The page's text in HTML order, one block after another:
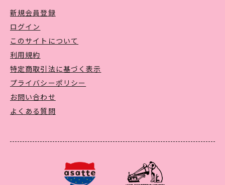
新規会員登録
ログイン
このサイトについて
利用規約
特定商取引法に基づく表示
プライバシーポリシー
お問い合わせ
よくある質問